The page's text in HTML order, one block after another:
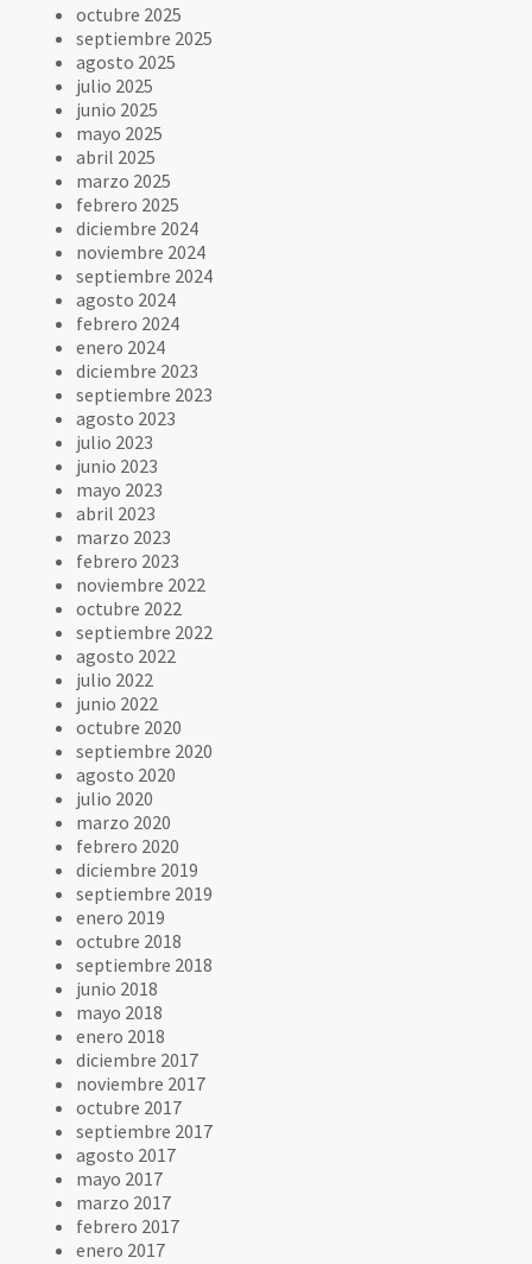
octubre 2025
septiembre 2025
agosto 2025
julio 2025
junio 2025
mayo 2025
abril 2025
marzo 2025
febrero 2025
diciembre 2024
noviembre 2024
septiembre 2024
agosto 2024
febrero 2024
enero 2024
diciembre 2023
septiembre 2023
agosto 2023
julio 2023
junio 2023
mayo 2023
abril 2023
marzo 2023
febrero 2023
noviembre 2022
octubre 2022
septiembre 2022
agosto 2022
julio 2022
junio 2022
octubre 2020
septiembre 2020
agosto 2020
julio 2020
marzo 2020
febrero 2020
diciembre 2019
septiembre 2019
enero 2019
octubre 2018
septiembre 2018
junio 2018
mayo 2018
enero 2018
diciembre 2017
noviembre 2017
octubre 2017
septiembre 2017
agosto 2017
mayo 2017
marzo 2017
febrero 2017
enero 2017